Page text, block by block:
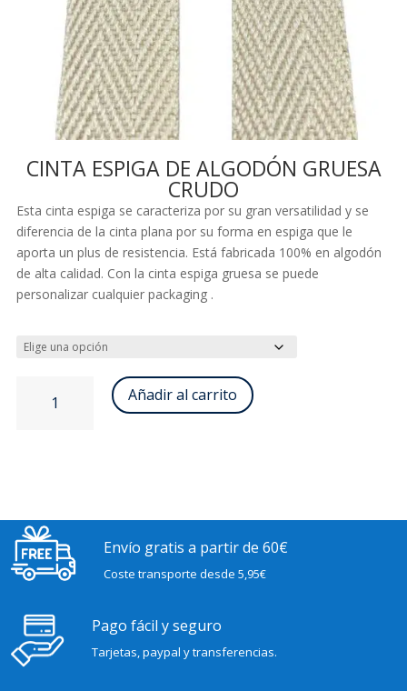
CINTA ESPIGA DE ALGODÓN GRUESA
CRUDO
Esta cinta espiga se caracteriza por su gran versatilidad y se
diferencia de la cinta plana por su forma en espiga que le
aporta un plus de resistencia. Está fabricada 100% en algodón
de alta calidad. Con la cinta espiga gruesa se puede
personalizar cualquier packaging .
Añadir al carrito
Envío gratis a partir de 60€
Coste transporte desde 5,95€
Pago fácil y seguro
Tarjetas, paypal y transferencias.